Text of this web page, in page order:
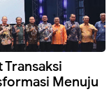
Menuju